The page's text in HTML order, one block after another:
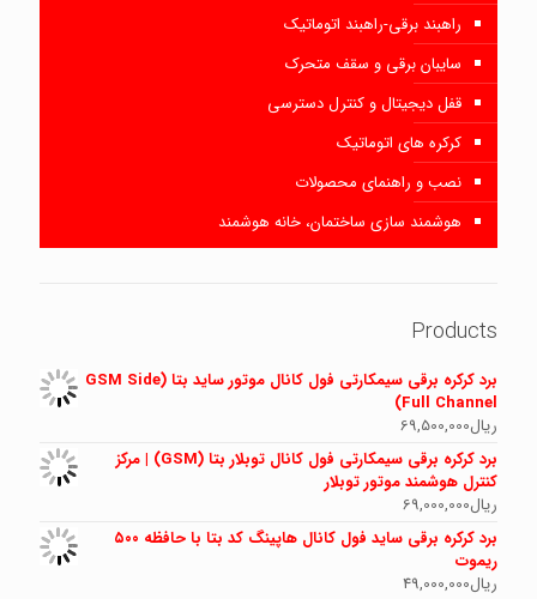
راهبند برقی-راهبند اتوماتیک
سایبان برقی و سقف متحرک
قفل دیجیتال و کنترل دسترسی
کرکره های اتوماتیک
نصب و راهنمای محصولات
هوشمند سازی ساختمان، خانه هوشمند
Products
برد کرکره برقی سیمکارتی فول کانال موتور ساید بتا (GSM Side
Full Channel)
ریال69,500,000
برد کرکره برقی سیمکارتی فول کانال توبلار بتا (GSM) | مرکز
کنترل هوشمند موتور توبلار
ریال69,000,000
برد کرکره برقی ساید فول کانال هاپینگ کد بتا با حافظه ۵۰۰
ریموت
ریال49,000,000